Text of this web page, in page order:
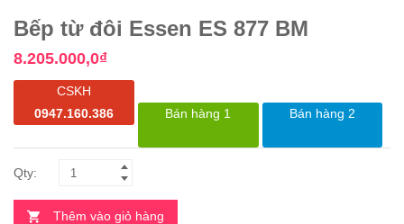
Bếp từ đôi Essen ES 877 BM
8.205.000,0₫
CSKH
0947.160.386
Bán hàng 1 Bán hàng 2
Thêm vào giỏ hàng